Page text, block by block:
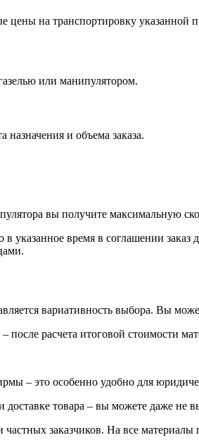
на транспортировку указанной
или манипулятором.
назначения и объема заказа.
вы получите максимальную
указанное время в соглашении
вариативность выбора. Вы
расчета итоговой стоимости
– это особенно удобно для
доставке товара – вы можете даже не
заказчиков. На все материалы